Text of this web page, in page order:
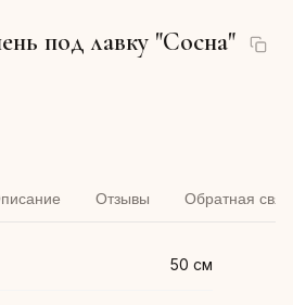
под лавку "Сосна"
Отзывы Обратная
50 см